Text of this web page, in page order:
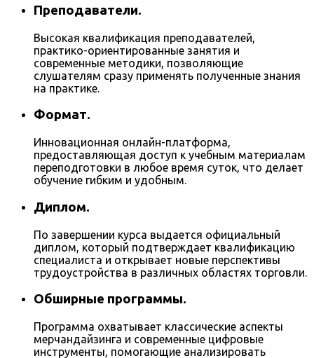
Преподаватели.
Высокая квалификация преподавателей,
практико-ориентированные занятия и
современные методики, позволяющие
слушателям сразу применять полученные знания
на практике.
Формат.
Инновационная онлайн-платформа,
предоставляющая доступ к учебным материалам
переподготовки в любое время суток, что делает
обучение гибким и удобным.
Диплом.
По завершении курса выдается официальный
диплом, который подтверждает квалификацию
специалиста и открывает новые перспективы
трудоустройства в различных областях торговли.
Обширные программы.
Программа охватывает классические аспекты
мерчандайзинга и современные цифровые
инструменты, помогающие анализировать